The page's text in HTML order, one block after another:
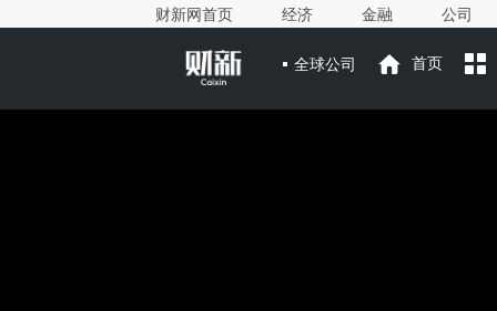
财新网首页 经济 金融 公司
全球公司 首页